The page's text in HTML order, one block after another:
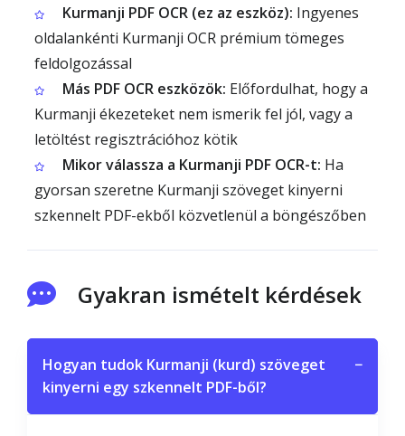
Kurmanji PDF OCR (ez az eszköz): Ingyenes
oldalankénti Kurmanji OCR prémium tömeges
feldolgozással
Más PDF OCR eszközök: Előfordulhat, hogy a
Kurmanji ékezeteket nem ismerik fel jól, vagy a
letöltést regisztrációhoz kötik
Mikor válassza a Kurmanji PDF OCR-t: Ha
gyorsan szeretne Kurmanji szöveget kinyerni
szkennelt PDF-ekből közvetlenül a böngészőben
Gyakran ismételt kérdések
Hogyan tudok Kurmanji (kurd) szöveget
kinyerni egy szkennelt PDF-ből?
−